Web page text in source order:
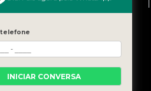
Home
Empresa
Galeria
Contato
INICIAR CONVERSA